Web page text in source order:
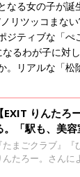
なる女の子が誕
リツッコまな
ジティブな「ぺ
なるわが子に対
。リアルな「松
【EXIT りんたろ
。「駅も、美
変わった」 ここ
・葛藤も告白
『たまごクラブ』
んたろー。さんに